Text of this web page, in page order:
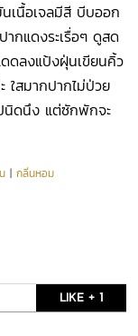
เนื้อเจลมีสี บีบออก
กแดงระเรื่อๆ ดูสด
ดลงแป้งฝุ่นเขียนคิ้ว
ใสมากปากไม่ป่วย
นิดนึง แต่ซักพักจะ
|กลิ่นหอม
LIKE + 1